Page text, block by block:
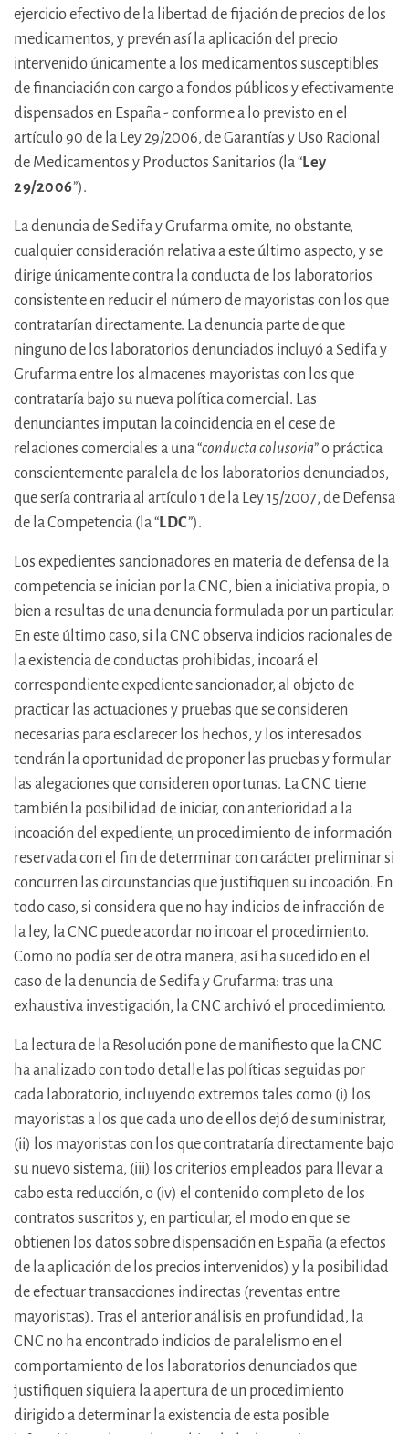
ejercicio efectivo de la libertad de fijación de precios de los
medicamentos, y prevén así la aplicación del precio
intervenido únicamente a los medicamentos susceptibles
de financiación con cargo a fondos públicos y efectivamente
dispensados en España - conforme a lo previsto en el
artículo 90 de la Ley 29/2006, de Garantías y Uso Racional
de Medicamentos y Productos Sanitarios (la “Ley
29/2006”).
La denuncia de Sedifa y Grufarma omite, no obstante,
cualquier consideración relativa a este último aspecto, y se
dirige únicamente contra la conducta de los laboratorios
consistente en reducir el número de mayoristas con los que
contratarían directamente. La denuncia parte de que
ninguno de los laboratorios denunciados incluyó a Sedifa y
Grufarma entre los almacenes mayoristas con los que
contrataría bajo su nueva política comercial. Las
denunciantes imputan la coincidencia en el cese de
relaciones comerciales a una “conducta colusoria” o práctica
conscientemente paralela de los laboratorios denunciados,
que sería contraria al artículo 1 de la Ley 15/2007, de Defensa
de la Competencia (la “LDC”).
Los expedientes sancionadores en materia de defensa de la
competencia se inician por la CNC, bien a iniciativa propia, o
bien a resultas de una denuncia formulada por un particular.
En este último caso, si la CNC observa indicios racionales de
la existencia de conductas prohibidas, incoará el
correspondiente expediente sancionador, al objeto de
practicar las actuaciones y pruebas que se consideren
necesarias para esclarecer los hechos, y los interesados
tendrán la oportunidad de proponer las pruebas y formular
las alegaciones que consideren oportunas. La CNC tiene
también la posibilidad de iniciar, con anterioridad a la
incoación del expediente, un procedimiento de información
reservada con el fin de determinar con carácter preliminar si
concurren las circunstancias que justifiquen su incoación. En
todo caso, si considera que no hay indicios de infracción de
la ley, la CNC puede acordar no incoar el procedimiento.
Como no podía ser de otra manera, así ha sucedido en el
caso de la denuncia de Sedifa y Grufarma: tras una
exhaustiva investigación, la CNC archivó el procedimiento.
La lectura de la Resolución pone de manifiesto que la CNC
ha analizado con todo detalle las políticas seguidas por
cada laboratorio, incluyendo extremos tales como (i) los
mayoristas a los que cada uno de ellos dejó de suministrar,
(ii) los mayoristas con los que contrataría directamente bajo
su nuevo sistema, (iii) los criterios empleados para llevar a
cabo esta reducción, o (iv) el contenido completo de los
contratos suscritos y, en particular, el modo en que se
obtienen los datos sobre dispensación en España (a efectos
de la aplicación de los precios intervenidos) y la posibilidad
de efectuar transacciones indirectas (reventas entre
mayoristas). Tras el anterior análisis en profundidad, la
CNC no ha encontrado indicios de paralelismo en el
comportamiento de los laboratorios denunciados que
justifiquen siquiera la apertura de un procedimiento
dirigido a determinar la existencia de esta posible